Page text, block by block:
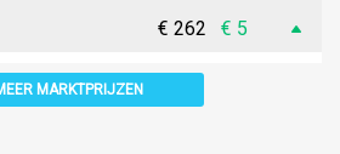
€ 262 € 5
MARKTPRIJZEN